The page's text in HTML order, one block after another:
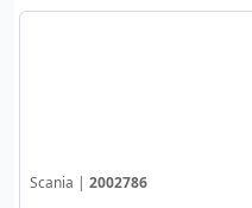
Scania | 2002786